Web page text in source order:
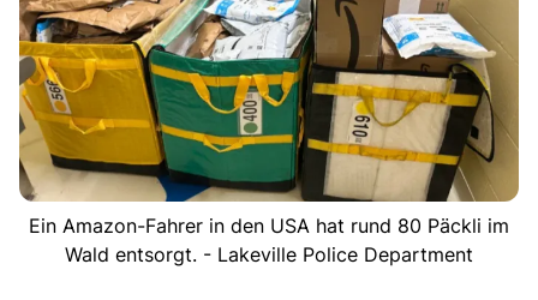
Ein Amazon-Fahrer in den USA hat rund 80 Päckli im
Wald entsorgt. - Lakeville Police Department